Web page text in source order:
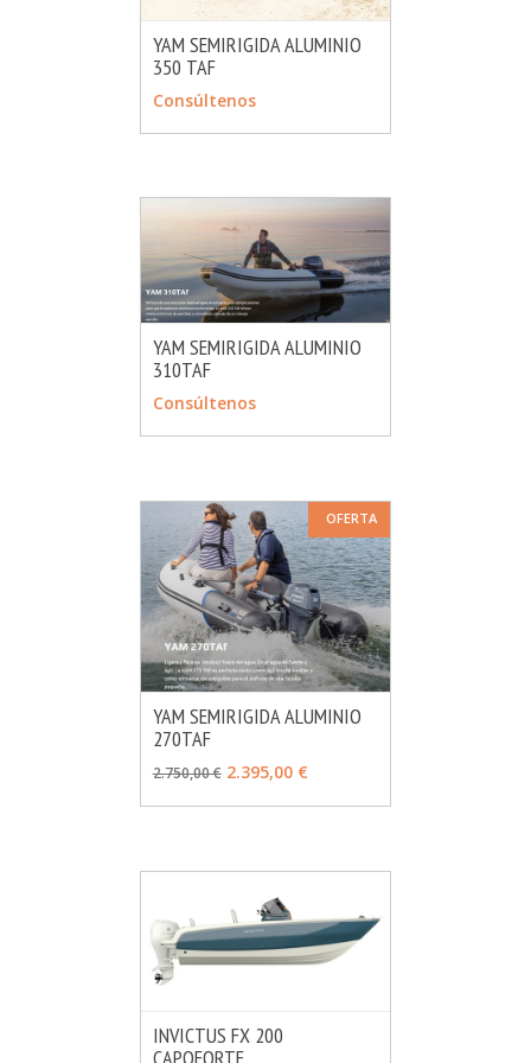
CONSULTAR
YAM SEMIRIGIDA ALUMINIO
350 TAF
Consúltenos
CONSULTAR
YAM SEMIRIGIDA ALUMINIO
310TAF
Consúltenos
OFERTA
VER OPCIONES
YAM SEMIRIGIDA ALUMINIO
270TAF
2.750,00 € 2.395,00 €
CONSULTAR
INVICTUS FX 200